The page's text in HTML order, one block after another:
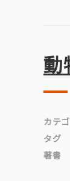
動
カテ
タ
著